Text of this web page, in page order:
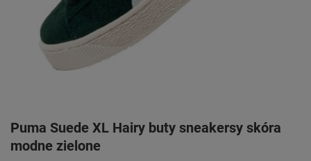
Puma Suede XL Hairy buty sneakersy skóra
modne zielone